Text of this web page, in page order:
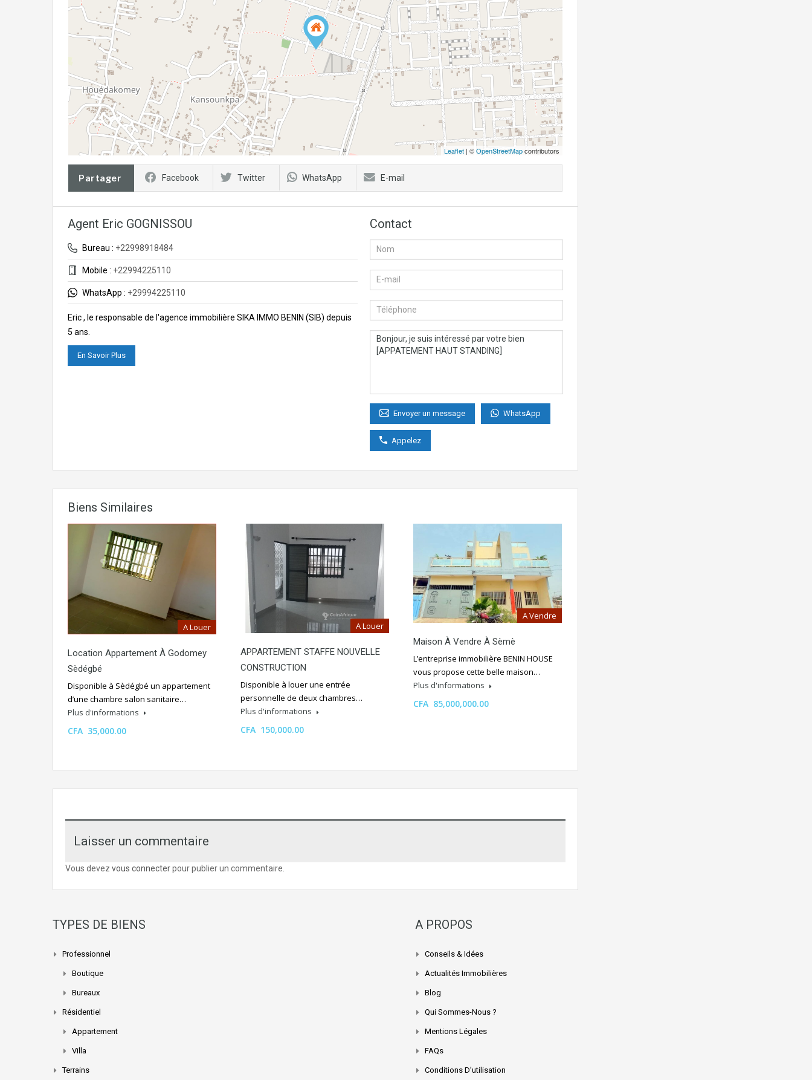
Leaflet | ©OpenStreetMapcontributors
Partager Facebook Twitter WhatsApp E-mail
Agent Eric GOGNISSOU
Bureau : +22998918484
Mobile : +22994225110
WhatsApp : +29994225110
Eric , le responsable de l'agence immobilière SIKA IMMO BENIN (SIB) depuis
5 ans.
En Savoir Plus
Contact
Envoyer un message WhatsApp
Appelez
Biens Similaires
A Louer
Location Appartement À Godomey
Sèdégbé
Disponible à Sèdégbé un appartement
d’une chambre salon sanitaire…
Plus d'informations
CFA 35,000.00
A Louer
APPARTEMENT STAFFE NOUVELLE
CONSTRUCTION
Disponible à louer une entrée
personnelle de deux chambres…
Plus d'informations
CFA 150,000.00
A Vendre
Maison À Vendre À Sèmè
L’entreprise immobilière BENIN HOUSE
vous propose cette belle maison…
Plus d'informations
CFA 85,000,000.00
Laisser un commentaire
Vous devez vous connecterpour publier un commentaire.
TYPES DE BIENS
Professionnel
Boutique
Bureaux
Résidentiel
Appartement
Villa
Terrains
A PROPOS
Conseils & Idées
Actualités Immobilières
Blog
Qui Sommes-Nous ?
Mentions Légales
FAQs
Conditions D’utilisation